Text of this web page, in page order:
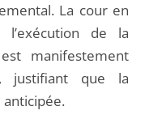
La cour en
de la
manifestement
justifiant que la